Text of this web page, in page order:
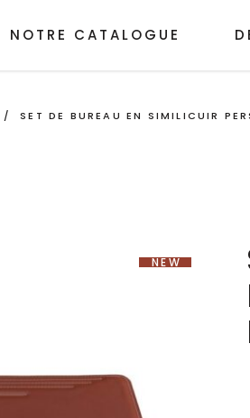
NOTRE CATALOGUE
/SET DE BUREAU EN SIMILICUIR
NEW